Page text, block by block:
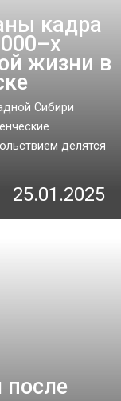
кадра
жизни в
Сибири
делятся
25.01.2025
после